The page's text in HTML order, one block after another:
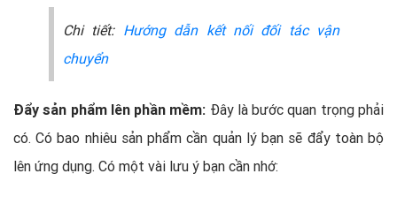
Chi tiết: Hướng dẫn kết nối đối tác vận
chuyển
Đẩy sản phẩm lên phần mềm: Đây là bước quan trọng phải
có. Có bao nhiêu sản phẩm cần quản lý bạn sẽ đẩy toàn bộ
lên ứng dụng. Có một vài lưu ý bạn cần nhớ: